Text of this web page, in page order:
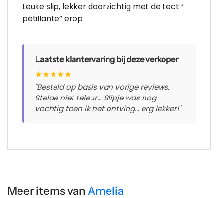
Leuke slip, lekker doorzichtig met de tect ”
pétillante” erop
Laatste klantervaring bij deze verkoper
★★★★★
"Besteld op basis van vorige reviews.
Stelde niet teleur… Slipje was nog
vochtig toen ik het ontving… erg lekker!"
Meer items van Amelia